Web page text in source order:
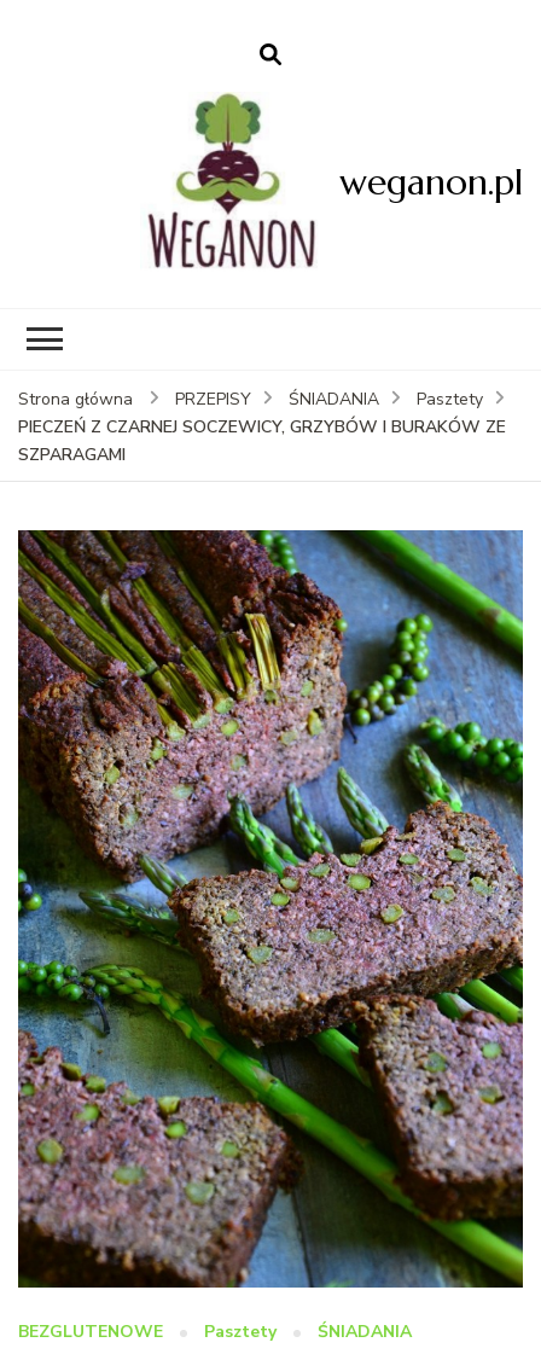
weganon.pl
Strona główna PRZEPISY ŚNIADANIA
Pasztety
PIECZEŃ Z CZARNEJ SOCZEWICY, GRZYBÓW I BURAKÓW ZE
SZPARAGAMI
BEZGLUTENOWE Pasztety ŚNIADANIA